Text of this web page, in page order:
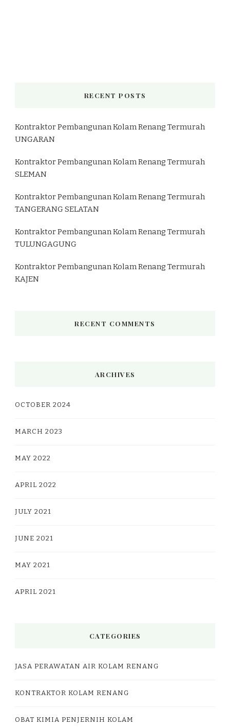
RECENT POSTS
Kontraktor Pembangunan Kolam Renang Termurah
UNGARAN
Kontraktor Pembangunan Kolam Renang Termurah
SLEMAN
Kontraktor Pembangunan Kolam Renang Termurah
TANGERANG SELATAN
Kontraktor Pembangunan Kolam Renang Termurah
TULUNGAGUNG
Kontraktor Pembangunan Kolam Renang Termurah
KAJEN
RECENT COMMENTS
ARCHIVES
OCTOBER 2024
MARCH 2023
MAY 2022
APRIL 2022
JULY 2021
JUNE 2021
MAY 2021
APRIL 2021
CATEGORIES
JASA PERAWATAN AIR KOLAM RENANG
KONTRAKTOR KOLAM RENANG
OBAT KIMIA PENJERNIH KOLAM